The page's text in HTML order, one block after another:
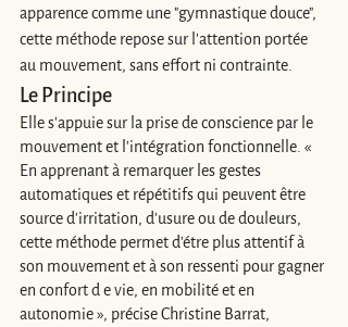
apparence comme une "gymnastique douce",
cette méthode repose sur l'attention portée
au mouvement, sans effort ni contrainte.
Le Principe
Elle s'appuie sur la prise de conscience par le
mouvement et l'intégration fonctionnelle. «
En apprenant à remarquer les gestes
automatiques et répétitifs qui peuvent être
source d'irritation, d'usure ou de douleurs,
cette méthode permet d'étre plus attentif à
son mouvement et à son ressenti pour gagner
en confort d e vie, en mobilité et en
autonomie », précise Christine Barrat,